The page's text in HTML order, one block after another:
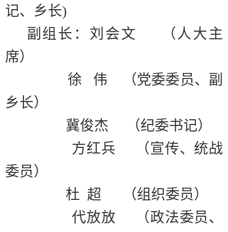
记、乡长)
副组长：刘会文
（人大主
席）
徐
伟
（党委委员、副
乡长）
冀俊杰
（纪委书记）
方红兵
（宣传、统战
委员）
杜 超
（组织委员）
代放放
（政法委员、